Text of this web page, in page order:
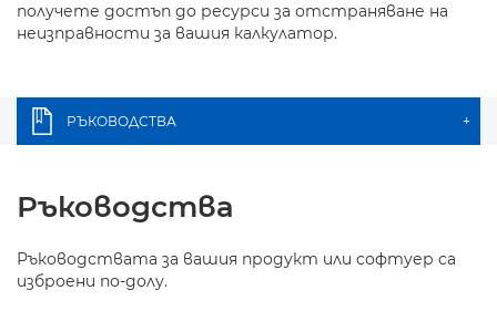
получете достъп до ресурси за отстраняване на
неизправности за вашия калкулатор.
РЪКОВОДСТВА +
Ръководства
Ръководствата за вашия продукт или софтуер са
изброени по-долу.